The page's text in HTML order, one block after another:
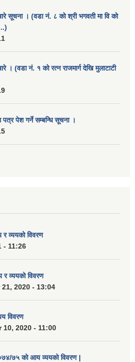
सूचना । (वडा नं. ८ को श्री भगवती मा वि को
। (वडा नं. १ को रत्न राजमार्ग देखि मुलाटाटी
पत्र पेश गर्ने सम्बन्धि सूचना ।
र व्ययको विवरण
- 11:26
व्ययको विवरण
2020 - 13:04
विवरण
2020 - 11:00
७५ को आय व्ययको विवरण |